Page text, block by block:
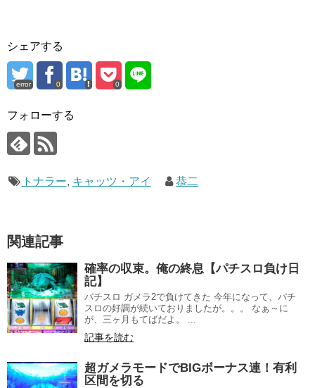
シェアする
error 0 0
フォローする
トナラー, キャッツ・アイ 恭二
関連記事
確率の収束。俺の終息【パチスロ負け日
記】
パチスロ ガメラ2で負けてきた 今年になって、パチ
スロの好調が続いておりましたが。。。 なぁ～に
が、三ヶ月もてばだよ。 ...
記事を読む
超ガメラモードでBIGボーナス連！有利
区間を切る